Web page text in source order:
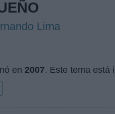
Lima
en 2007. Este tema está